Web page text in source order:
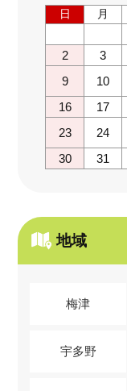
日 月
2
3
9
10
16
17
23
24
30
31
地域
梅津
宇多野